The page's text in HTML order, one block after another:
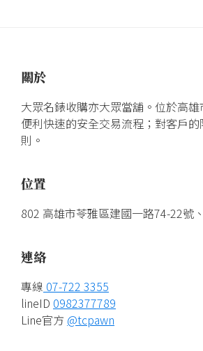
關於
大眾名錶收購亦大眾當舖。位於高雄
便利快速的安全交易流程；對客戶
則。
位置
802 高雄市苓雅區建國一路74-22號
連絡
專線 07-722 3355
lineID 0982377789
Line官方 @tcpawn